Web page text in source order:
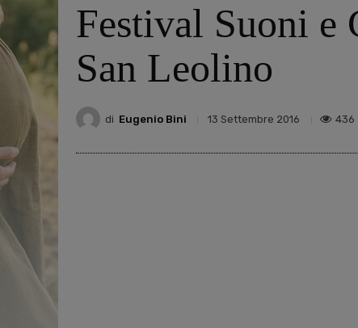
Festival Suoni e
San Leolino
di Eugenio Bini 13 Settembre 2016 436